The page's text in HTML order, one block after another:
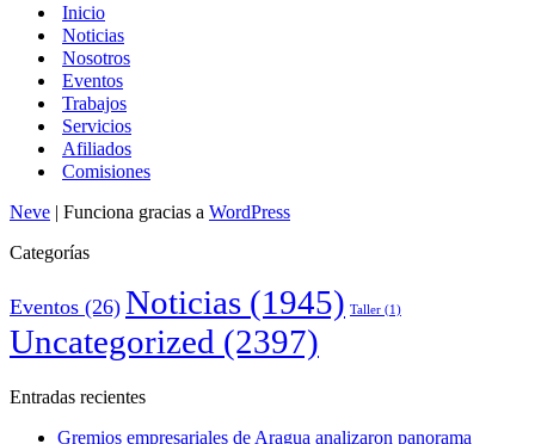
Inicio
Noticias
Nosotros
Eventos
Trabajos
Servicios
Afiliados
Comisiones
Neve | Funciona gracias a WordPress
Categorías
Eventos (26) Noticias (1945) Taller (1)
Uncategorized (2397)
Entradas recientes
Gremios empresariales de Aragua analizaron panorama